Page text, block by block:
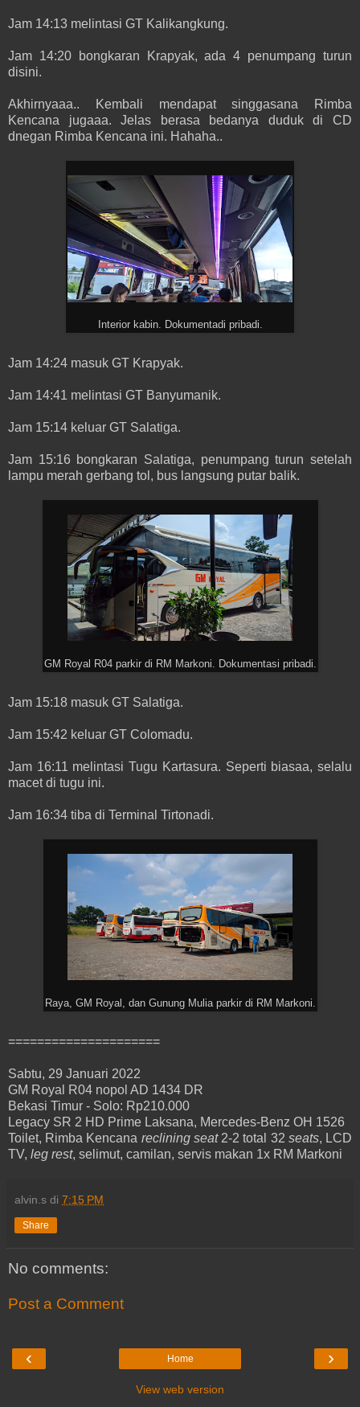
Jam 14:13 melintasi GT Kalikangkung.
Jam 14:20 bongkaran Krapyak, ada 4 penumpang turun
disini.
Akhirnyaaa.. Kembali mendapat singgasana Rimba
Kencana jugaaa. Jelas berasa bedanya duduk di CD
dnegan Rimba Kencana ini. Hahaha..
Interior kabin. Dokumentadi pribadi.
Jam 14:24 masuk GT Krapyak.
Jam 14:41 melintasi GT Banyumanik.
Jam 15:14 keluar GT Salatiga.
Jam 15:16 bongkaran Salatiga, penumpang turun setelah
lampu merah gerbang tol, bus langsung putar balik.
GM Royal R04 parkir di RM Markoni. Dokumentasi pribadi.
Jam 15:18 masuk GT Salatiga.
Jam 15:42 keluar GT Colomadu.
Jam 16:11 melintasi Tugu Kartasura. Seperti biasaa, selalu
macet di tugu ini.
Jam 16:34 tiba di Terminal Tirtonadi.
Raya, GM Royal, dan Gunung Mulia parkir di RM Markoni.
=====================
Sabtu, 29 Januari 2022
GM Royal R04 nopol AD 1434 DR
Bekasi Timur - Solo: Rp210.000
Legacy SR 2 HD Prime Laksana, Mercedes-Benz OH 1526
Toilet, Rimba Kencana reclining seat2-2 total 32 seats, LCD
TV, leg rest, selimut, camilan, servis makan 1x RM Markoni
alvin.s di 7:15 PM
Share
No comments:
Post a Comment
‹ ›
Home
View web version